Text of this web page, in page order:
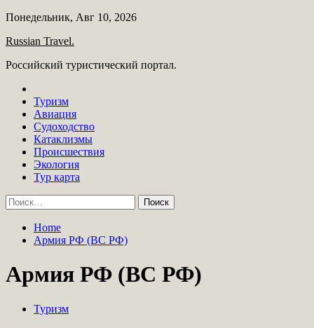
Skip
content
Понедельник, Авг 10, 2026
Russian Travel.
Российский туристический портал.
Туризм
Авиация
Судоходство
Катаклизмы
Происшествия
Экология
Тур карта
Найти:
Home
Армия РФ (ВС РФ)
Армия РФ (ВС РФ)
Туризм